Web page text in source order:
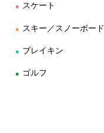
● スケート
● スキー／スノーボード
● ブレイキン
● ゴルフ